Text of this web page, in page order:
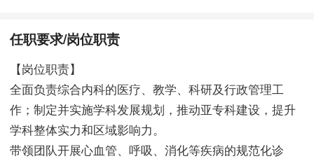
任职要求/岗位职责
【岗位职责】
全面负责综合内科的医疗、教学、科研及行政管理工
作；制定并实施学科发展规划，推动亚专科建设，提升
学科整体实力和区域影响力。
带领团队开展心血管、呼吸、消化等疾病的规范化诊